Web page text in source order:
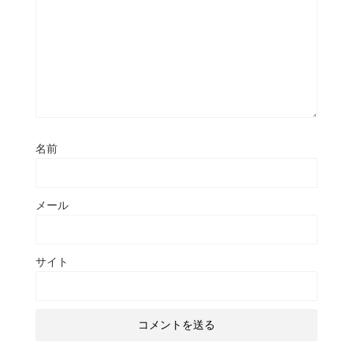
名前
メール
サイト